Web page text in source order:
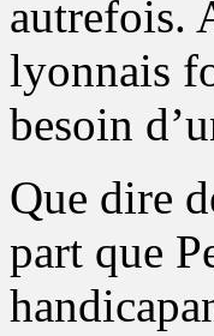
autrefois.
lyonnais
besoin
Que dire
part que